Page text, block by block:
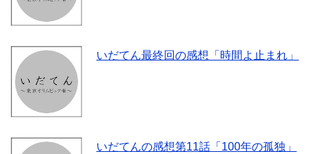
いだてん最終回の感想「時間よ止まれ」
いだてんの感想第11話「100年の孤独」